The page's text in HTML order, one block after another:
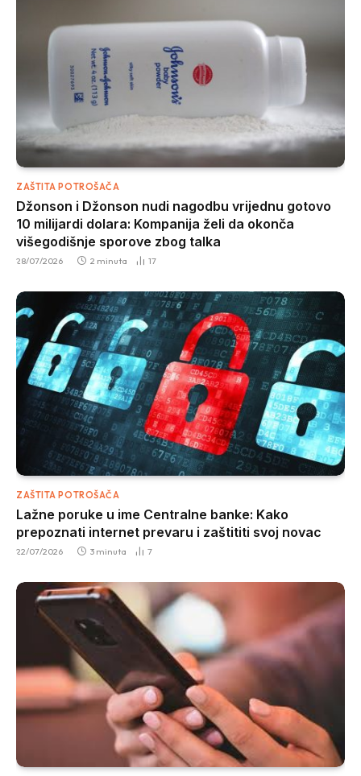
ZAŠTITA POTROŠAČA
Džonson i Džonson nudi nagodbu vrijednu gotovo
10 milijardi dolara: Kompanija želi da okonča
višegodišnje sporove zbog talka
28/07/2026 2 minuta 17
ZAŠTITA POTROŠAČA
Lažne poruke u ime Centralne banke: Kako
prepoznati internet prevaru i zaštititi svoj novac
22/07/2026 3 minuta 7